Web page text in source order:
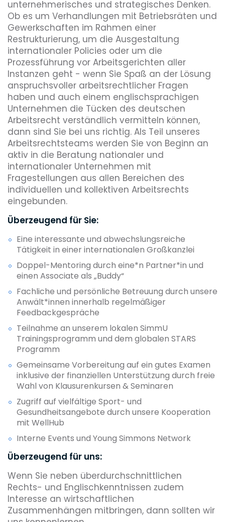
unternehmerisches und strategisches Denken.
Ob es um Verhandlungen mit Betriebsräten und
Gewerkschaften im Rahmen einer
Restrukturierung, um die Ausgestaltung
internationaler Policies oder um die
Prozessführung vor Arbeitsgerichten aller
Instanzen geht - wenn Sie Spaß an der Lösung
anspruchsvoller arbeitsrechtlicher Fragen
haben und auch einem englischsprachigen
Unternehmen die Tücken des deutschen
Arbeitsrecht verständlich vermitteln können,
dann sind Sie bei uns richtig. Als Teil unseres
Arbeitsrechtsteams werden Sie von Beginn an
aktiv in die Beratung nationaler und
internationaler Unternehmen mit
Fragestellungen aus allen Bereichen des
individuellen und kollektiven Arbeitsrechts
eingebunden.
Überzeugend für Sie:
Eine interessante und abwechslungsreiche
Tätigkeit in einer internationalen Großkanzlei
Doppel-Mentoring durch eine*n Partner*in und
einen Associate als „Buddy“
Fachliche und persönliche Betreuung durch unsere
Anwält*innen innerhalb regelmäßiger
Feedbackgespräche
Teilnahme an unserem lokalen SimmU
Trainingsprogramm und dem globalen STARS
Programm
Gemeinsame Vorbereitung auf ein gutes Examen
inklusive der finanziellen Unterstützung durch freie
Wahl von Klausurenkursen & Seminaren
Zugriff auf vielfältige Sport- und
Gesundheitsangebote durch unsere Kooperation
mit WellHub
Interne Events und Young Simmons Network
Überzeugend für uns:
Wenn Sie neben überdurchschnittlichen
Rechts- und Englischkenntnissen zudem
Interesse an wirtschaftlichen
Zusammenhängen mitbringen, dann sollten wir